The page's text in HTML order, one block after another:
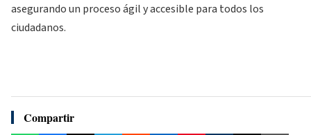
asegurando un proceso ágil y accesible para todos los
ciudadanos.
Compartir